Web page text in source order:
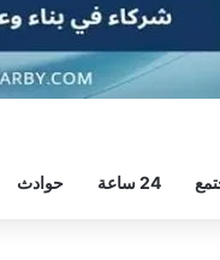
24 ساعة حوادث